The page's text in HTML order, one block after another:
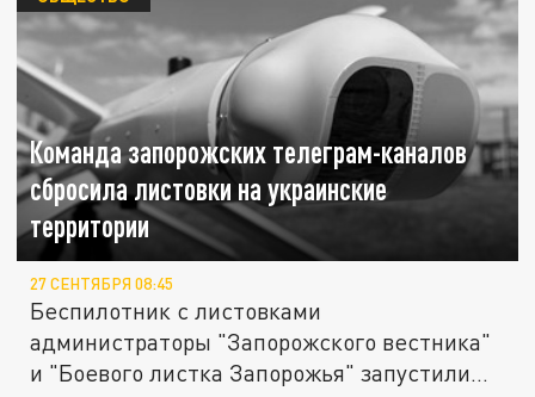
Команда запорожских телеграм-каналов
сбросила листовки на украинские
территории
27 СЕНТЯБРЯ 08:45
Беспилотник с листовками
администраторы "Запорожского вестника"
и "Боевого листка Запорожья" запустили